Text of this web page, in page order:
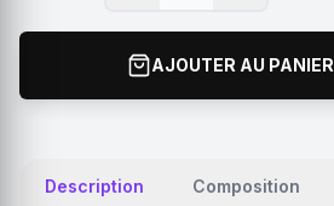
AJOUTER AU PANIER
Description Composition